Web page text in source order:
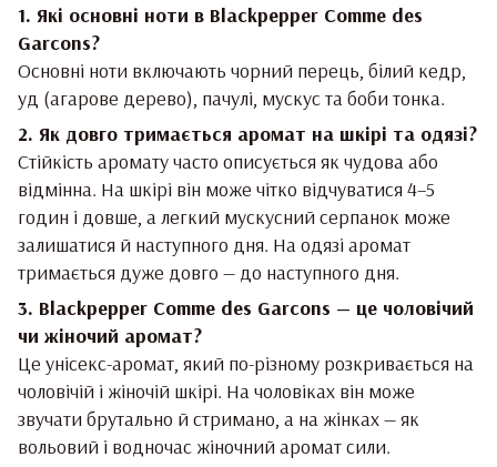
1. Які основні ноти в Blackpepper Comme des
Garcons?
Основні ноти включають чорний перець, білий кедр,
уд (агарове дерево), пачулі, мускус та боби тонка.
2. Як довго тримається аромат на шкірі та одязі?
Стійкість аромату часто описується як чудова або
відмінна. На шкірі він може чітко відчуватися 4–5
годин і довше, а легкий мускусний серпанок може
залишатися й наступного дня. На одязі аромат
тримається дуже довго — до наступного дня.
3. Blackpepper Comme des Garcons — це чоловічий
чи жіночий аромат?
Це унісекс-аромат, який по-різному розкривається на
чоловічій і жіночій шкірі. На чоловіках він може
звучати брутально й стримано, а на жінках — як
вольовий і водночас жіночний аромат сили.